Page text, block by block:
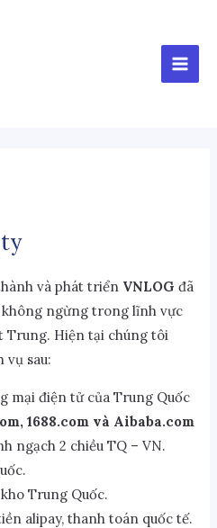
và phát triển VNLOG đã
ngừng trong lĩnh vực
Trung. Hiện tại chúng tôi
vụ sau:
mại điện tử của Trung Quốc
1688.com và Aibaba.com
ngạch 2 chiều TQ – VN.
Trung Quốc.
alipay, thanh toán quốc tế.